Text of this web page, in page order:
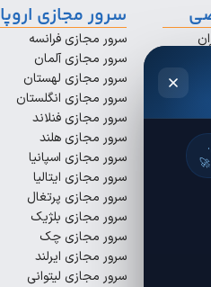
سرور مجازی اروپا
سرور مجازی فرانسه
سرور مجازی آلمان
سرور مجازی لهستان
سرور مجازی انگلستان
سرور مجازی فنلاند
سرور مجازی هلند
سرور مجازی اسپانیا
سرور مجازی ایتالیا
سرور مجازی پرتغال
سرور مجازی بلژیک
سرور مجازی چک
سرور مجازی ایرلند
سرور مجازی لیتوانی